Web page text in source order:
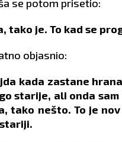
se potom prisetio:
tako je. To kad se
objasnio:
kada zastane
starije, ali onda
tako nešto. To je
VODOLIJA